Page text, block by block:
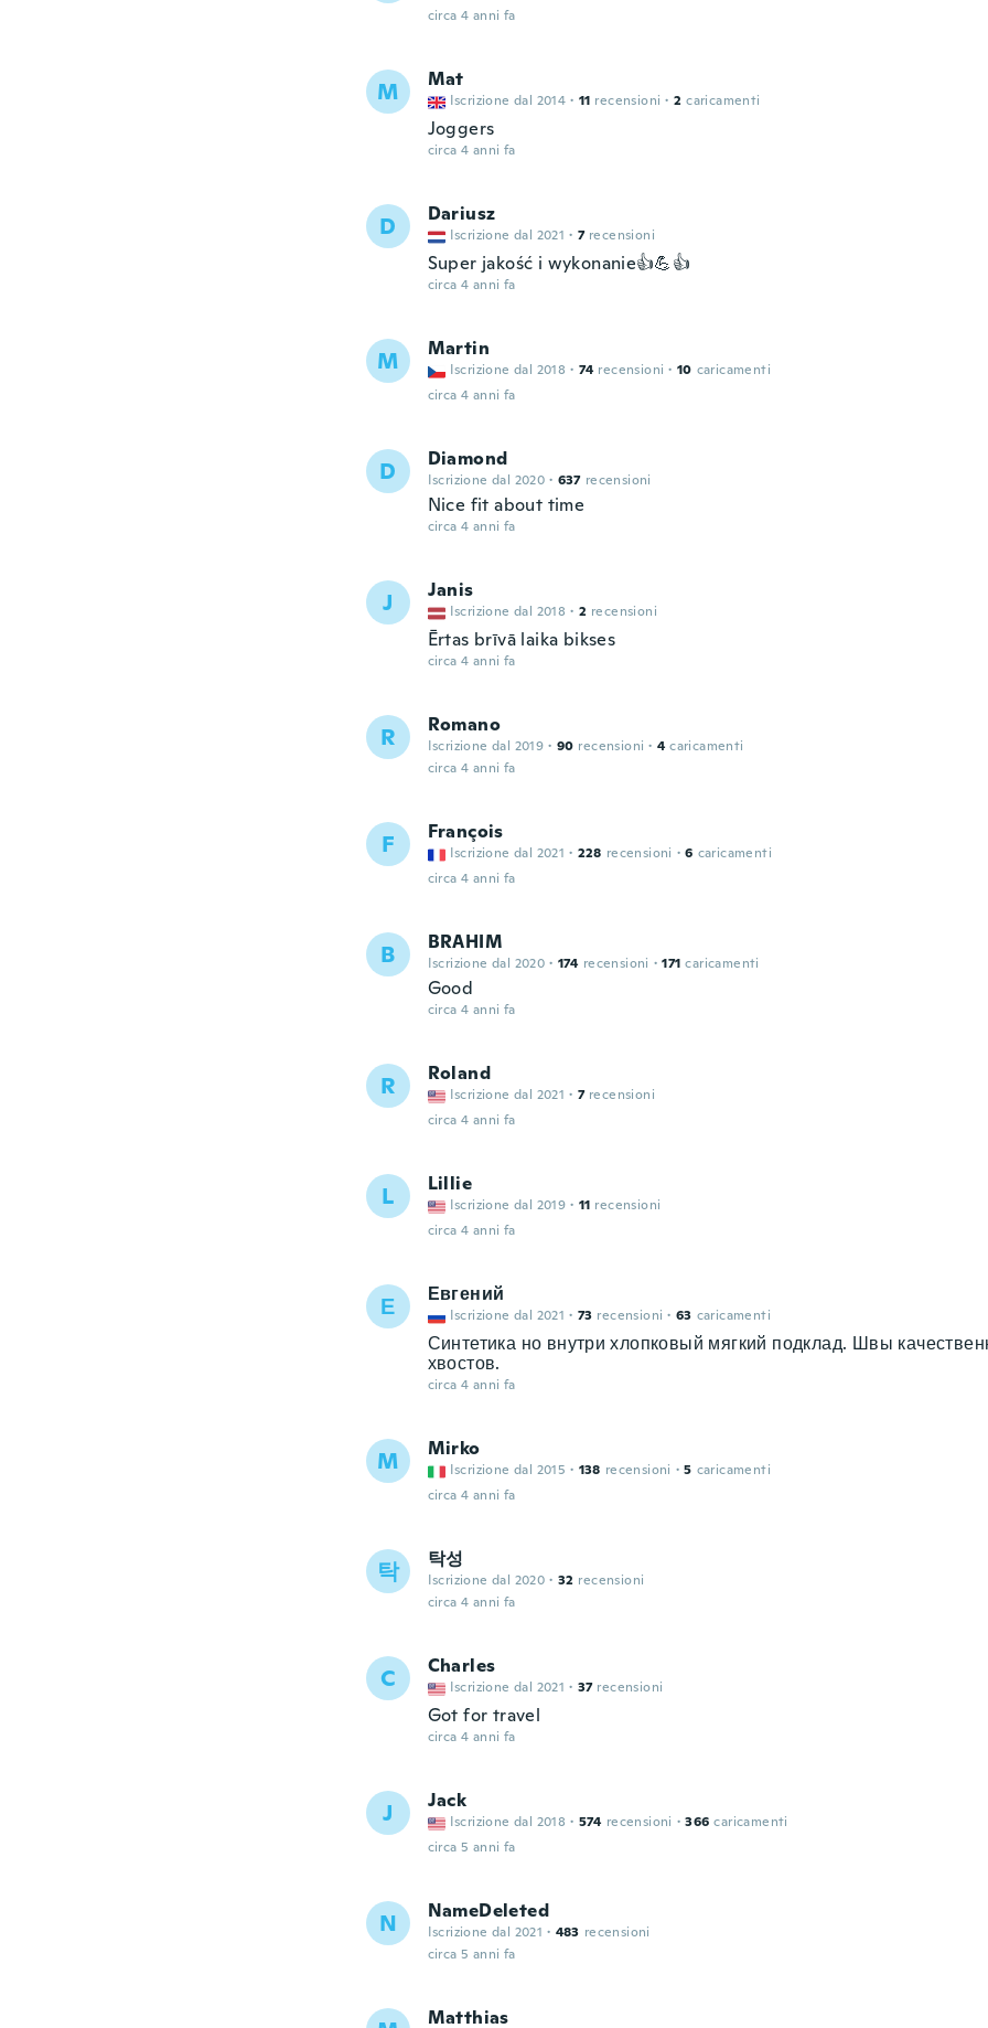
circa 4 anni fa
M Mat
Iscrizione dal 2014 · 11 recensioni · 2 caricamenti
Joggers
circa 4 anni fa
D Dariusz
Iscrizione dal 2021 · 7 recensioni
Super jakość i wykonanie👍💪👍
circa 4 anni fa
M Martin
Iscrizione dal 2018 · 74 recensioni · 10 caricamenti
circa 4 anni fa
D Diamond
Iscrizione dal 2020 · 637 recensioni
Nice fit about time
circa 4 anni fa
J Janis
Iscrizione dal 2018 · 2 recensioni
Ērtas brīvā laika bikses
circa 4 anni fa
R Romano
Iscrizione dal 2019 · 90 recensioni · 4 caricamenti
circa 4 anni fa
F François
Iscrizione dal 2021 · 228 recensioni · 6 caricamenti
circa 4 anni fa
B BRAHIM
Iscrizione dal 2020 · 174 recensioni · 171 caricamenti
Good
circa 4 anni fa
R Roland
Iscrizione dal 2021 · 7 recensioni
circa 4 anni fa
L Lillie
Iscrizione dal 2019 · 11 recensioni
circa 4 anni fa
Е Евгений
Iscrizione dal 2021 · 73 recensioni · 63 caricamenti
Синтетика но внутри хлопковый мягкий подклад. Швы
хвостов.
circa 4 anni fa
M Mirko
Iscrizione dal 2015 · 138 recensioni · 5 caricamenti
circa 4 anni fa
탁 탁성
Iscrizione dal 2020 · 32 recensioni
circa 4 anni fa
C Charles
Iscrizione dal 2021 · 37 recensioni
Got for travel
circa 4 anni fa
J Jack
Iscrizione dal 2018 · 574 recensioni · 366 caricamenti
circa 5 anni fa
N NameDeleted
Iscrizione dal 2021 · 483 recensioni
circa 5 anni fa
Matthias